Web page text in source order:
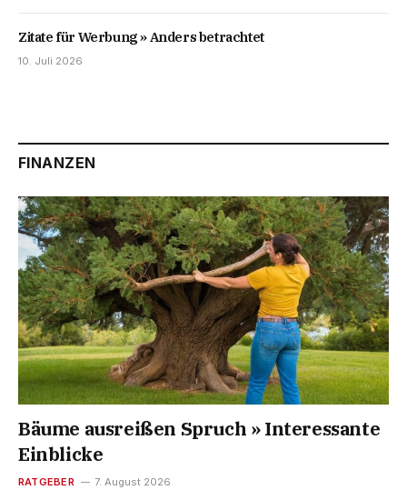
Zitate für Werbung » Anders betrachtet
10. Juli 2026
FINANZEN
Bäume ausreißen Spruch » Interessante
Einblicke
RATGEBER 7. August 2026